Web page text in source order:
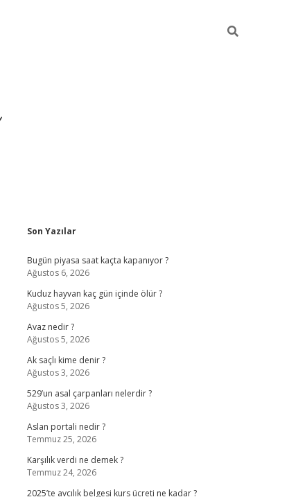
Sidebar
Son Yazılar
Bugün piyasa saat kaçta kapanıyor ?
Ağustos 6, 2026
Kuduz hayvan kaç gün içinde ölür ?
Ağustos 5, 2026
Avaz nedir ?
Ağustos 5, 2026
Ak saçlı kime denir ?
Ağustos 3, 2026
529’un asal çarpanları nelerdir ?
Ağustos 3, 2026
Aslan portali nedir ?
Temmuz 25, 2026
Karşılık verdi ne demek ?
Temmuz 24, 2026
2025’te avcılık belgesi kurs ücreti ne kadar ?